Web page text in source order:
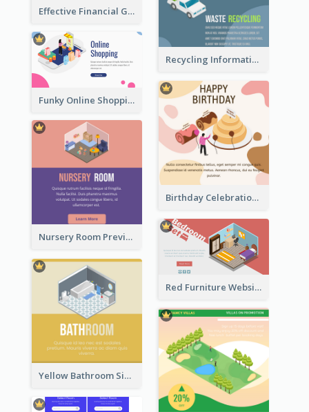
Effective Financial Goals Isometric Drawing
Recycling Information Graphic With Isometric Diagram
Funky Online Shopping Header With Isometric Diagram
Birthday Celebration Graphic With Cute Isometric Diagram
Nursery Room Preview With Isometric Diagram
Red Furniture Website Landing Page With Isometric Diagram
Yellow Bathroom Sign With Isometric Diagram